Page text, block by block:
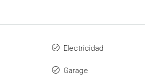
Electricidad
Garage